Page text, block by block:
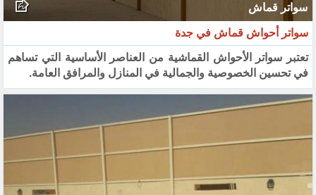
سواتر قماش
سواتر أحواش قماش في جدة
تعتبر سواتر الأحواش القماشية من العناصر الأساسية التي تساهم
في تحسين الخصوصية والجمالية في المنازل والمرافق العامة.